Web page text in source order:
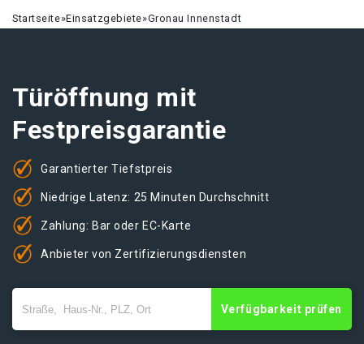
Startseite»Einsatzgebiete»Gronau Innenstadt
Türöffnung mit
Festpreisgarantie
Garantierter Tiefstpreis
Niedrige Latenz: 25 Minuten Durchschnitt
Zahlung: Bar oder EC-Karte
Anbieter von Zertifizierungsdiensten
Verfügbarkeit prüfen